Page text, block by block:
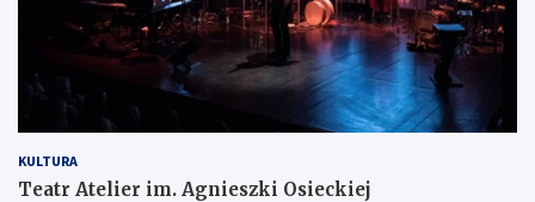
KULTURA
Teatr Atelier im. Agnieszki Osieckiej